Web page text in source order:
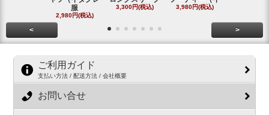
服
2,980円(税込)
3,300円(税込) 3,980円(税込)
< >
ご利用ガイド
支払い方法 / 配送方法 / 会社概要
お問い合せ